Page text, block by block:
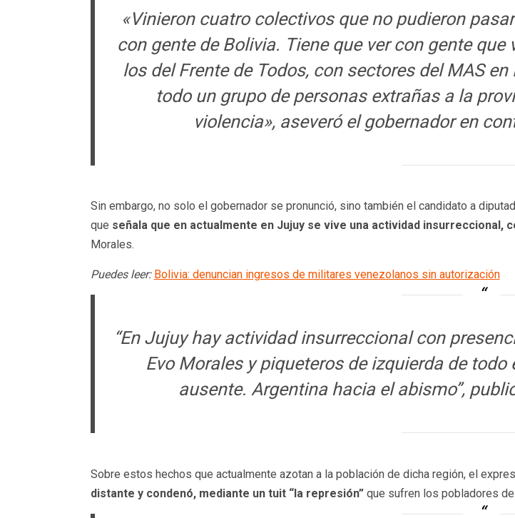
«Vinieron cuatro colectivos que no pudieron
con gente de Bolivia. Tiene que ver con gente
los del Frente de Todos, con sectores del MAS
todo un grupo de personas extrañas a la
violencia», aseveró el gobernador en
Sin embargo, no solo el gobernador se pronunció, sino también el candidato a
que señala que en actualmente en Jujuy se vive una actividad insurreccional,
Morales.
Puedes leer: Bolivia: denuncian ingresos de militares venezolanos sin autorización
“En Jujuy hay actividad insurreccional con
Evo Morales y piqueteros de izquierda de
ausente. Argentina hacia el abismo”,
Sobre estos hechos que actualmente azotan a la población de dicha región, el
distante y condenó, mediante un tuit “la represión”que sufren los pobladores